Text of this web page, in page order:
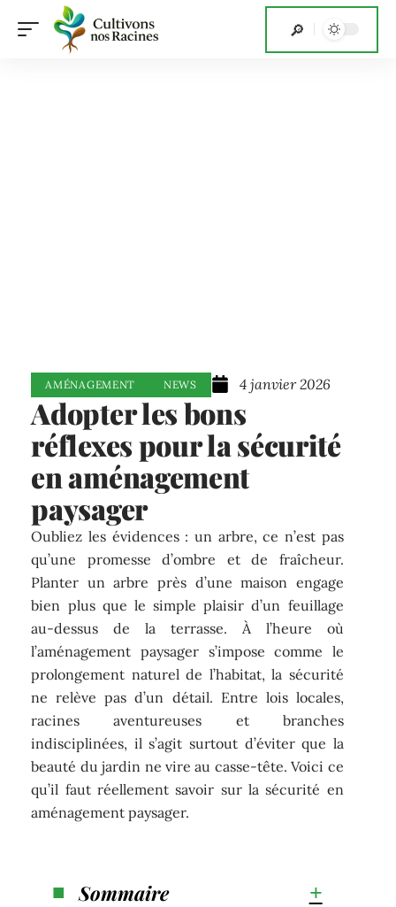
AMÉNAGEMENT NEWS 4 janvier 2026
Adopter les bons
réflexes pour la sécurité
en aménagement
paysager
Oubliez les évidences : un arbre, ce n’est pas
qu’une promesse d’ombre et de fraîcheur.
Planter un arbre près d’une maison engage
bien plus que le simple plaisir d’un feuillage
au-dessus de la terrasse. À l’heure où
l’aménagement paysager s’impose comme le
prolongement naturel de l’habitat, la sécurité
ne relève pas d’un détail. Entre lois locales,
racines aventureuses et branches
indisciplinées, il s’agit surtout d’éviter que la
beauté du jardin ne vire au casse-tête. Voici ce
qu’il faut réellement savoir sur la sécurité en
aménagement paysager.
Sommaire